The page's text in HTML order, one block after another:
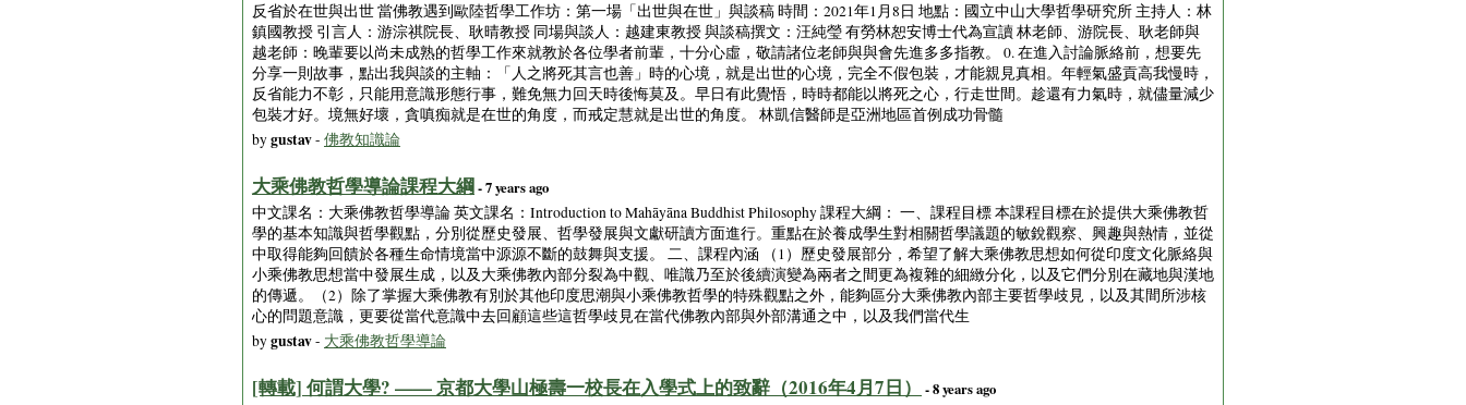
反省於在世與出世 當佛教遇到歐陸哲學工作坊：第一場「出世與在世」與談稿 時間：2021年1月8日 地點：國立中山大學哲學研究所 主持人：林
鎮國教授 引言人：游淙祺院長、耿晴教授 同場與談人：越建東教授 與談稿撰文：汪純瑩 有勞林恕安博士代為宣讀 林老師、游院長、耿老師與
越老師：晚輩要以尚未成熟的哲學工作來就教於各位學者前輩，十分心虛，敬請諸位老師與與會先進多多指教。 0. 在進入討論脈絡前，想要先
分享一則故事，點出我與談的主軸：「人之將死其言也善」時的心境，就是出世的心境，完全不假包裝，才能親見真相。年輕氣盛貢高我慢時，
反省能力不彰，只能用意識形態行事，難免無力回天時後悔莫及。早日有此覺悟，時時都能以將死之心，行走世間。趁還有力氣時，就儘量減少
包裝才好。境無好壞，貪嗔痴就是在世的角度，而戒定慧就是出世的角度。 林凱信醫師是亞洲地區首例成功骨髓
bygustav- 佛教知識論
大乘佛教哲學導論課程大綱- 7 years ago
中文課名：大乘佛教哲學導論 英文課名：Introduction to Mahāyāna Buddhist Philosophy 課程大綱： 一、課程目標 本課程目標在於提供大乘佛教哲
學的基本知識與哲學觀點，分別從歷史發展、哲學發展與文獻研讀方面進行。重點在於養成學生對相關哲學議題的敏銳觀察、興趣與熱情，並從
中取得能夠回饋於各種生命情境當中源源不斷的鼓舞與支援。 二、課程內涵 （1）歷史發展部分，希望了解大乘佛教思想如何從印度文化脈絡與
小乘佛教思想當中發展生成，以及大乘佛教內部分裂為中觀、唯識乃至於後續演變為兩者之間更為複雜的細緻分化，以及它們分別在藏地與漢地
的傳遞。（2）除了掌握大乘佛教有別於其他印度思潮與小乘佛教哲學的特殊觀點之外，能夠區分大乘佛教內部主要哲學歧見，以及其間所涉核
心的問題意識，更要從當代意識中去回顧這些這哲學歧見在當代佛教內部與外部溝通之中，以及我們當代生
bygustav- 大乘佛教哲學導論
[轉載] 何謂大學? —— 京都大學山極壽一校長在入學式上的致辭（2016年4月7日）
- 8 years ago